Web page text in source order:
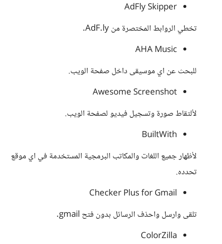
‪AdFly Skipper
تخطي الروابط المختصرة من AdF.ly.
AHA Music
للبحث عن اي موسيقى داخل صفحة الويب.
Awesome Screenshot
لألتقاط صورة وتسجيل فيديو لصفحة الويب.
BuiltWith
لأظهار جميع اللغات والمكاتب البرمجية المستخدمة في اي موقع
تحدده.
Checker Plus for Gmail
تلقى وارسل واحذف الرسائل بدون فتح gmail.
ColorZilla